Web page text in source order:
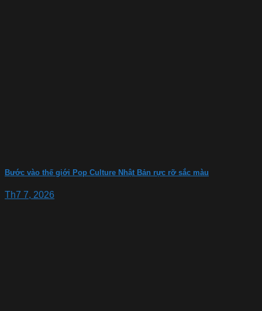
Bước vào thế giới Pop Culture Nhật Bản rực rỡ sắc màu
Th7 7, 2026